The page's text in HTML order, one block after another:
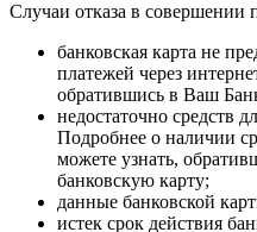
Случаи отказа в совершении
банковская карта не
платежей через
обратившись в Ваш
недостаточно средств
Подробнее о наличии
можете узнать,
банковскую карту;
данные банковской
истек срок действия